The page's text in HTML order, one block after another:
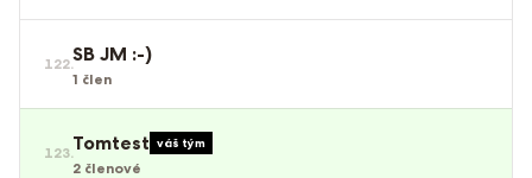
122.SB JM :-)
1 člen
123.Tomtest váš tým
2 členové